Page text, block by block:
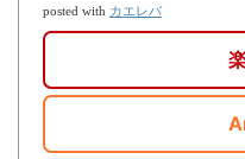
posted with カエレバ